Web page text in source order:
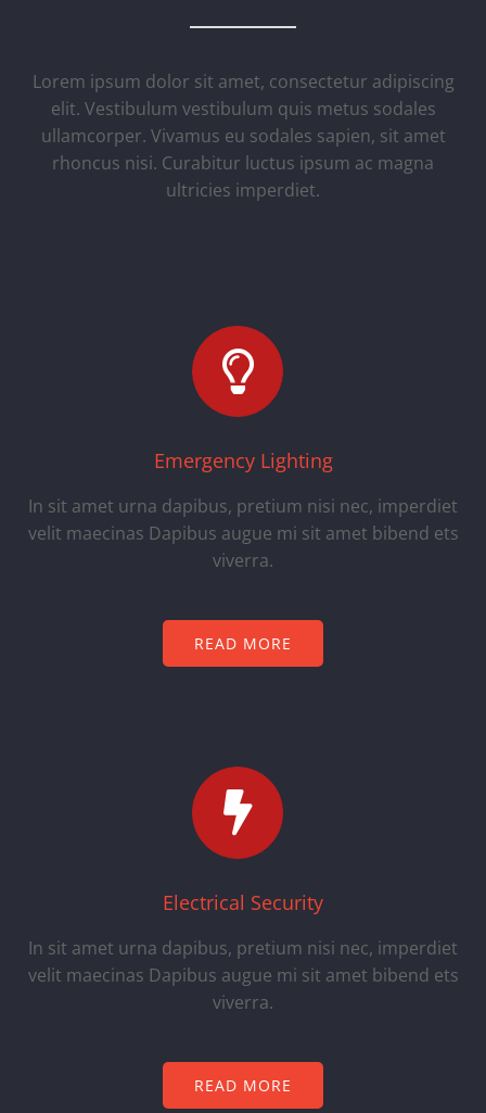
Lorem ipsum dolor sit amet, consectetur adipiscing
elit. Vestibulum vestibulum quis metus sodales
ullamcorper. Vivamus eu sodales sapien, sit amet
rhoncus nisi. Curabitur luctus ipsum ac magna
ultricies imperdiet.
Emergency Lighting
In sit amet urna dapibus, pretium nisi nec, imperdiet
velit maecinas Dapibus augue mi sit amet bibend ets
viverra.
READ MORE
Electrical Security
In sit amet urna dapibus, pretium nisi nec, imperdiet
velit maecinas Dapibus augue mi sit amet bibend ets
viverra.
READ MORE